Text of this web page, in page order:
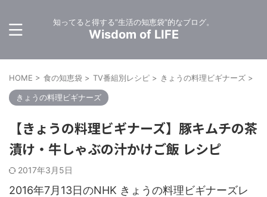
知ってると得する”生活の知恵袋”的なブログ。
Wisdom of LIFE
HOME > 食の知恵袋 > TV番組別レシピ > きょうの料理ビギナーズ >
きょうの料理ビギナーズ
【きょうの料理ビギナーズ】豚キムチの茶
漬け・牛しゃぶの汁かけご飯 レシピ
2017年3月5日
2016年7月13日のNHK きょうの料理ビギナーズレ